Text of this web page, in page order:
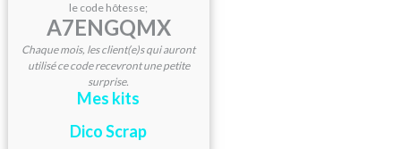
le code hôtesse;
A7ENGQMX
Chaque mois, les client(e)s qui auront
utilisé ce code recevront une petite
surprise.
Mes kits
Dico Scrap